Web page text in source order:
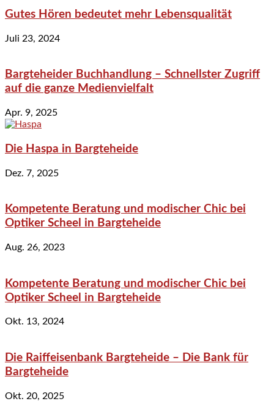
Gutes Hören bedeutet mehr Lebensqualität
Juli 23, 2024
Bargteheider Buchhandlung – Schnellster Zugriff
auf die ganze Medienvielfalt
Apr. 9, 2025
Die Haspa in Bargteheide
Dez. 7, 2025
Kompetente Beratung und modischer Chic bei
Optiker Scheel in Bargteheide
Aug. 26, 2023
Kompetente Beratung und modischer Chic bei
Optiker Scheel in Bargteheide
Okt. 13, 2024
Die Raiffeisenbank Bargteheide – Die Bank für
Bargteheide
Okt. 20, 2025